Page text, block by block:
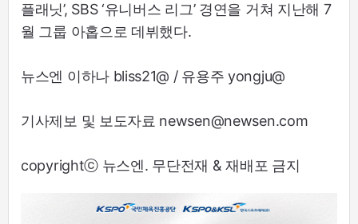
플래닛’, SBS ‘유니버스 리그’ 경연을 거쳐 지난해 7
월 그룹 아홉으로 데뷔했다.
뉴스엔 이하나 bliss21@ / 유용주 yongju@
기사제보 및 보도자료 newsen@newsen.com
copyrightⓒ 뉴스엔. 무단전재 & 재배포 금지